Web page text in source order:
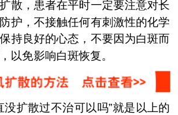
散，患者在平时一定要注意对长
护，不接触任何有刺激性的化学
持良好的心态，不要因为白斑而
以免影响白斑恢复。
扩散过不治可以吗”就是以上的